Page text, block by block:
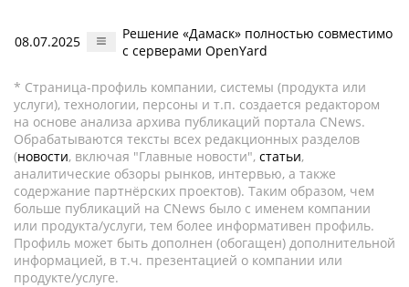
08.07.2025
Решение «Дамаск» полностью совместимо
с серверами OpenYard
* Страница-профиль компании, системы (продукта или
услуги), технологии, персоны и т.п. создается редактором
на основе анализа архива публикаций портала CNews.
Обрабатываются тексты всех редакционных разделов
(новости, включая "Главные новости", статьи,
аналитические обзоры рынков, интервью, а также
содержание партнёрских проектов). Таким образом, чем
больше публикаций на CNews было с именем компании
или продукта/услуги, тем более информативен профиль.
Профиль может быть дополнен (обогащен) дополнительной
информацией, в т.ч. презентацией о компании или
продукте/услуге.